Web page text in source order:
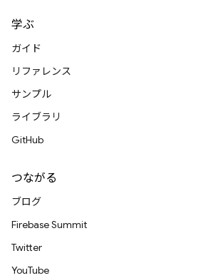
学ぶ
ガイド
リファレンス
サンプル
ライブラリ
GitHub
つながる
ブログ
Firebase Summit
Twitter
YouTube